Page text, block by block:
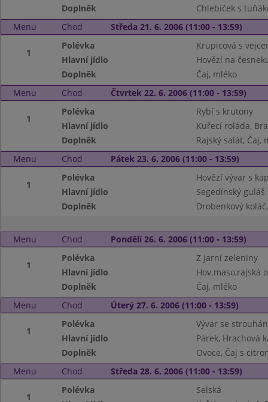
Doplněk
Chlebíček s
Menu
Chod Středa 21. 6. 2006 (11:00 - 13:59)
1
Polévka
Krupicová s
Hlavní jídlo
Hovězí na
Doplněk
Čaj, mléko
Menu
Chod Čtvrtek 22. 6. 2006 (11:00 - 13:59)
1
Polévka
Rybí s krutony
Hlavní jídlo
Kuřecí roláda,
Doplněk
Rajský salát, Čaj,
Menu
Chod Pátek 23. 6. 2006 (11:00 - 13:59)
1
Polévka
Hovězí vývar s
Hlavní jídlo
Segedínský
Doplněk
Drobenkový
Menu Chod Pondělí 26. 6. 2006 (11:00 - 13:59)
1
Polévka
Z jarní zeleniny
Hlavní jídlo
Hov.maso,rajská
Doplněk
Čaj, mléko
Menu
Chod Úterý 27. 6. 2006 (11:00 - 13:59)
1
Polévka
Vývar se
Hlavní jídlo
Párek, Hrachová
Doplněk
Ovoce, Čaj s
Menu
Chod Středa 28. 6. 2006 (11:00 - 13:59)
1
Polévka
Selská